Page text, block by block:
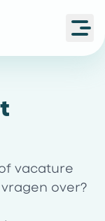
vacature
over?